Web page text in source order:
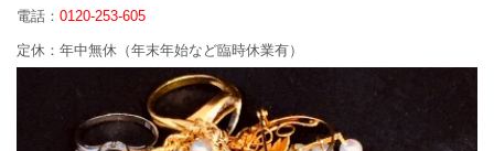
電話： 0120-253-605
定休：年中無休（年末年始など臨時休業有）